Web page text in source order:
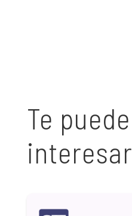
Te puede
interesar